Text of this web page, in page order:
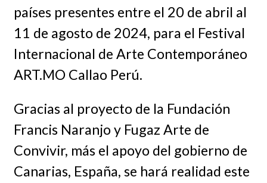
países presentes entre el 20 de abril al
11 de agosto de 2024, para el Festival
Internacional de Arte Contemporáneo
ART.MO Callao Perú.
Gracias al proyecto de la Fundación
Francis Naranjo y Fugaz Arte de
Convivir, más el apoyo del gobierno de
Canarias, España, se hará realidad este